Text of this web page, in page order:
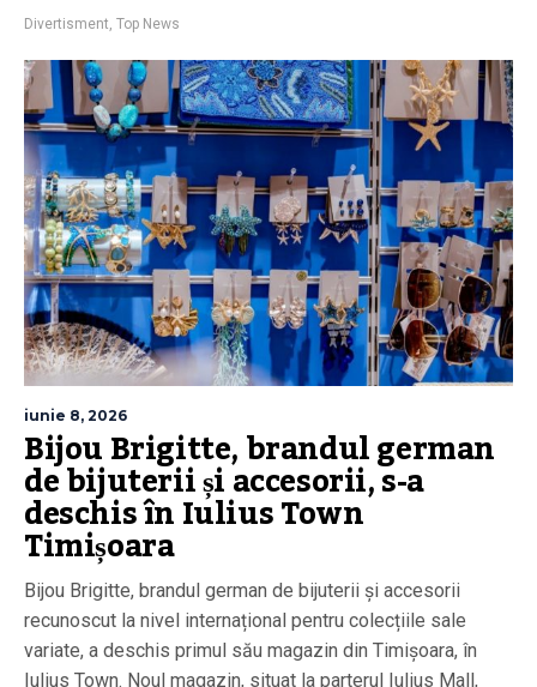
Divertisment, Top News
iunie 8, 2026
Bijou Brigitte, brandul german
de bijuterii și accesorii, s-a
deschis în Iulius Town
Timișoara
Bijou Brigitte, brandul german de bijuterii și accesorii
recunoscut la nivel internațional pentru colecțiile sale
variate, a deschis primul său magazin din Timișoara, în
Iulius Town. Noul magazin, situat la parterul Iulius Mall,